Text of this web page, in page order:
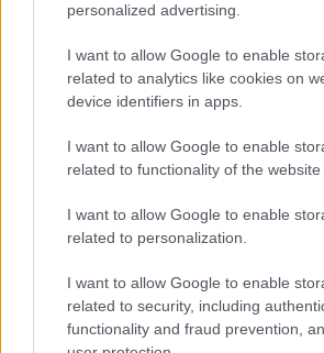
personalized advertising.
I want to allow Google to enable
related to analytics like cookies on
device identifiers in apps.
I want to allow Google to enable
related to functionality of the website
I want to allow Google to enable
related to personalization.
I want to allow Google to enable
related to security, including
functionality and fraud prevention,
Ennek a 3 csillagjegynek